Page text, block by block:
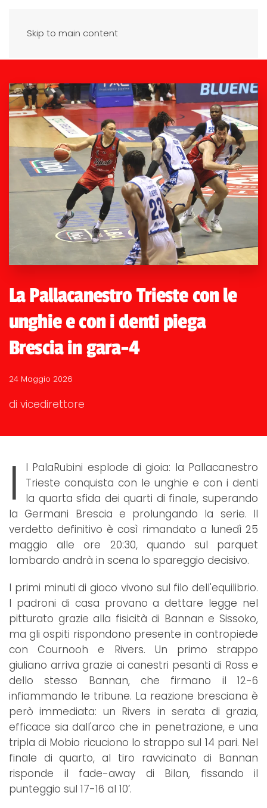
Skip to main content
La Pallacanestro Trieste con le
unghie e con i denti piega
Brescia in gara-4
24 Maggio 2026
di vicedirettore
I
l PalaRubini esplode di gioia: la Pallacanestro
Trieste conquista con le unghie e con i denti
la quarta sfida dei quarti di finale, superando
la Germani Brescia e prolungando la serie. Il
verdetto definitivo è così rimandato a lunedì 25
maggio alle ore 20:30, quando sul parquet
lombardo andrà in scena lo spareggio decisivo.
I primi minuti di gioco vivono sul filo dell'equilibrio.
I padroni di casa provano a dettare legge nel
pitturato grazie alla fisicità di Bannan e Sissoko,
ma gli ospiti rispondono presente in contropiede
con Cournooh e Rivers. Un primo strappo
giuliano arriva grazie ai canestri pesanti di Ross e
dello stesso Bannan, che firmano il 12-6
infiammando le tribune. La reazione bresciana è
però immediata: un Rivers in serata di grazia,
efficace sia dall'arco che in penetrazione, e una
tripla di Mobio ricuciono lo strappo sul 14 pari. Nel
finale di quarto, al tiro ravvicinato di Bannan
risponde il fade-away di Bilan, fissando il
punteggio sul 17-16 al 10’.